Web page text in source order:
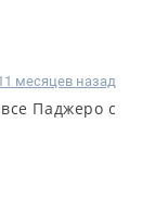
месяцев назад
Паджеро с